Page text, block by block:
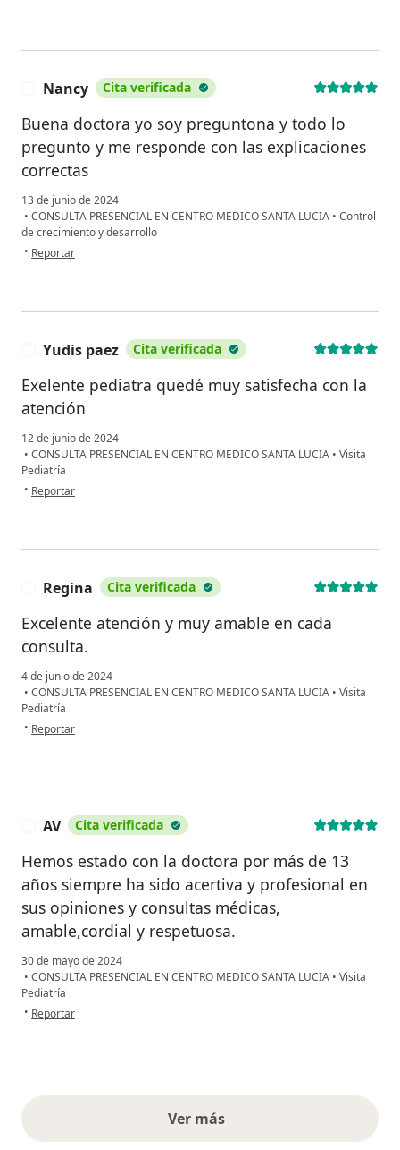
Nancy Cita verificada
Buena doctora yo soy preguntona y todo lo
pregunto y me responde con las explicaciones
correctas
13 de junio de 2024
• CONSULTA PRESENCIAL EN CENTRO MEDICO SANTA LUCIA • Control
de crecimiento y desarrollo
• en opinión del usuario Nancy
Reportar
Yudis paez Cita verificada
Exelente pediatra quedé muy satisfecha con la
atención
12 de junio de 2024
• CONSULTA PRESENCIAL EN CENTRO MEDICO SANTA LUCIA • Visita
Pediatría
• en opinión del usuario Yudis paez
Reportar
Regina Cita verificada
Excelente atención y muy amable en cada
consulta.
4 de junio de 2024
• CONSULTA PRESENCIAL EN CENTRO MEDICO SANTA LUCIA • Visita
Pediatría
• en opinión del usuario Regina
Reportar
AV Cita verificada
Hemos estado con la doctora por más de 13
años siempre ha sido acertiva y profesional en
sus opiniones y consultas médicas,
amable,cordial y respetuosa.
30 de mayo de 2024
• CONSULTA PRESENCIAL EN CENTRO MEDICO SANTA LUCIA • Visita
Pediatría
• en opinión del usuario AV
Reportar
Ver másopiniones anteriores